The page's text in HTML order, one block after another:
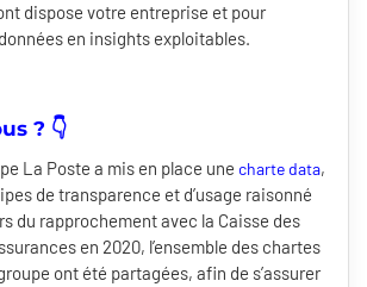
dispose votre entreprise et pour
en insights exploitables.
? 👇
La Poste a mis en place une charte data,
de transparence et d’usage raisonné
du rapprochement avec la Caisse des
en 2020, l’ensemble des chartes
ont été partagées, afin de s’assurer